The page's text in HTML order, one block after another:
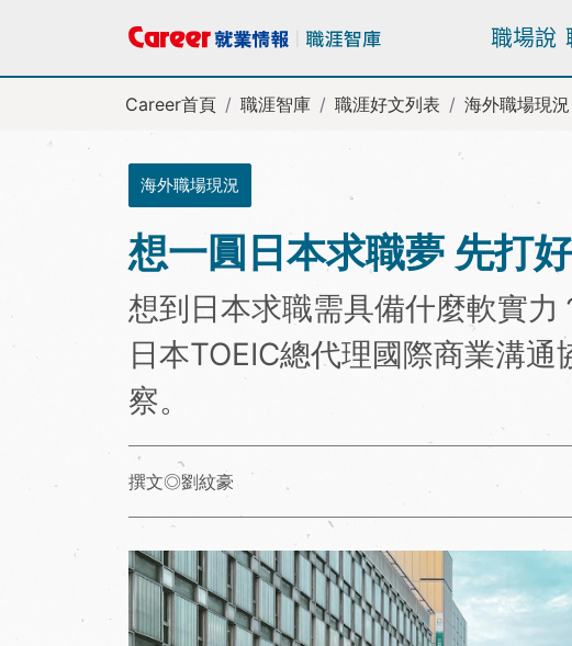
職場說
Career首頁 職涯智庫 職涯好文列表 海外職場現況
海外職場現況
想一圓日本求職夢 先打
想到日本求職需具備什麼軟實
日本TOEIC總代理國際商業溝
察。
撰文◎劉紋豪